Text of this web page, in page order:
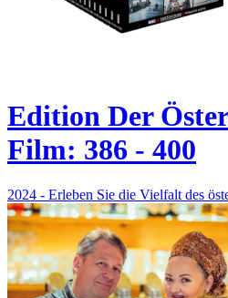
Edition Der
Film: 386 - 400
2024 - Erleben Sie die Vielfalt des